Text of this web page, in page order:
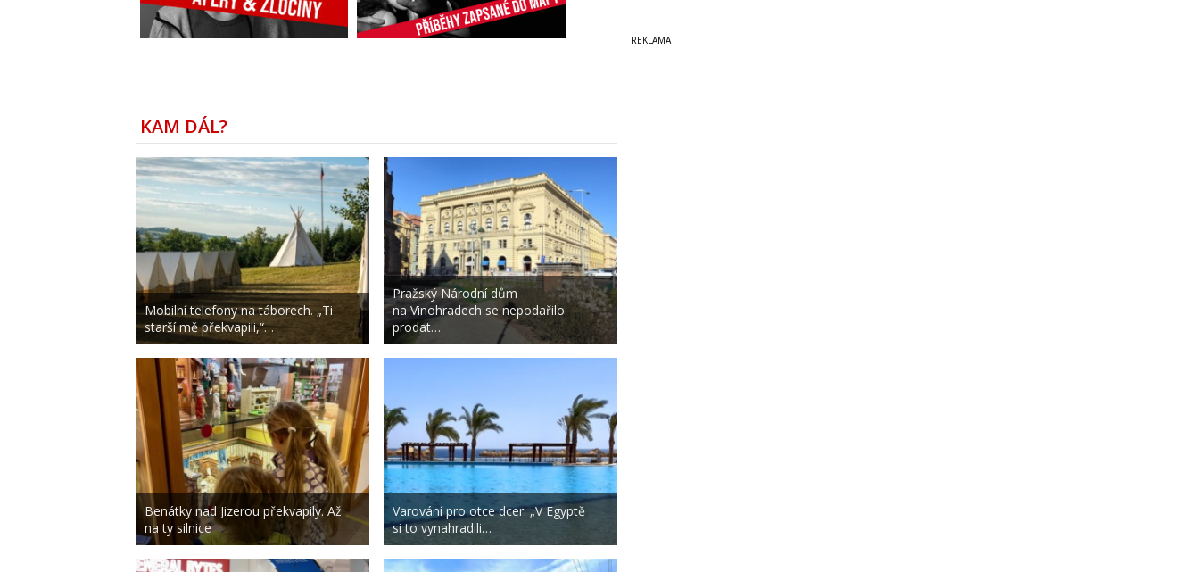
KAM DÁL?
Mobilní telefony na táborech. „Ti
starší mě překvapili,“…
Benátky nad Jizerou překvapily. Až
na ty silnice
Pražský Národní dům
na Vinohradech se nepodařilo
prodat…
Varování pro otce dcer: „V Egyptě
si to vynahradili…